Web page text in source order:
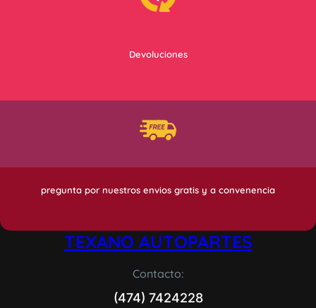
Devoluciones
pregunta por nuestros envios gratis y a convenencia
TEXANO AUTOPARTES
Contacto:
(474) 7424228